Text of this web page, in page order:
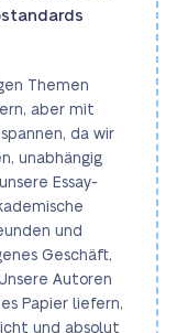
Themen
aber mit
da wir
unabhängig
Essay-
und
Geschäft,
Autoren
Papier liefern,
und absolut